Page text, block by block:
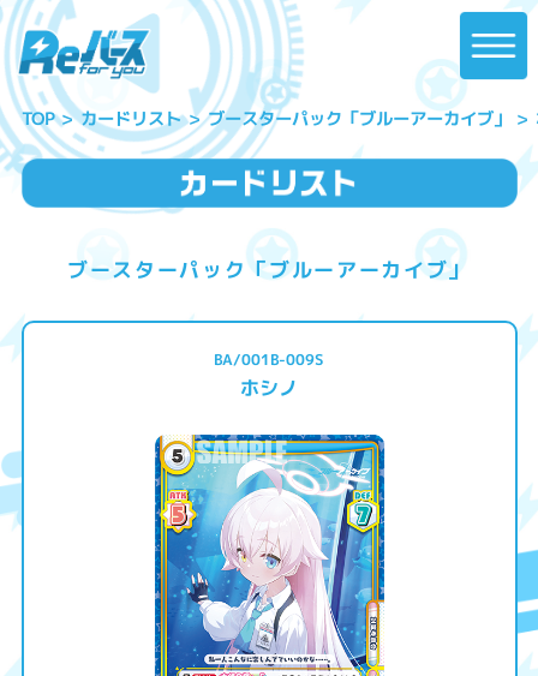
TOP カードリスト ブースターパック「ブルーアーカイブ」
ブースターパック「ブルーアーカイブ」
BA/001B-009S
ホシノ